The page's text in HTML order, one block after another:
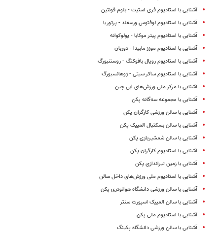
آشنایی با استادیوم فری استیت - بلوم فونتین
آشنایی با استادیوم لوفتوس ورسفلد - پرتوریا
آشنایی با استادیوم پیتر موکابا - پولوکوانه
آشنایی با استادیوم موزز مابیدا - دوربان
آشنایی با استادیوم رویال بافوکنگ - روستنبورگ
آشنایی با استادیوم ساکر سیتی - ژوهانسبورگ
آشنایی با مرکز ملی ورزش‌های آبی چین
آشنایی با مجموعه سه‌گانه پکن
آشنایی با سالن ورزشی کارگران پکن
آشنایی با سالن بسکتبال المپیک پکن
آشنایی با سالن شمشیربازی پکن
آشنایی با استادیوم کارگران پکن
آشنایی با زمین تیراندازی پکن
آشنایی با استادیوم ملی ورزش‌های داخل سالن
آشنایی با سالن ورزشی دانشگاه هوانودری پکن
آشنایی با سالن المپیک اسپورت سنتر
آشنایی با استادیوم ملی پکن
آشنایی با سالن ورزشی دانشگاه پکینگ